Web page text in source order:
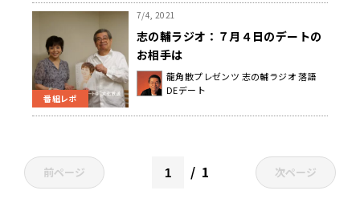
番組レポ
7/4, 2021
志の輔ラジオ：７月４日のデートの
お相手は
龍角散プレゼンツ 志の輔ラジオ 落語
DEデート
前ページ 1 次ページ